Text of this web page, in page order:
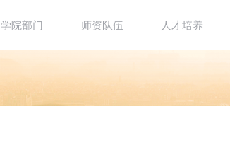
学院部门 师资队伍 人才培养